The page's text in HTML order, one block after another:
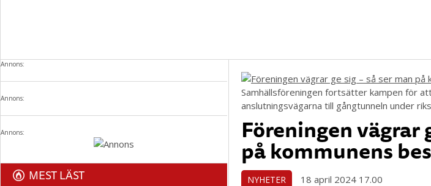
Annons:
Annons:
Annons:
MEST LÄST
Samhällsföreningen fortsätter kampen för
anslutningsvägarna till gångtunneln under
Föreningen vägrar
på kommunens
NYHETER 18 april 2024 17.00